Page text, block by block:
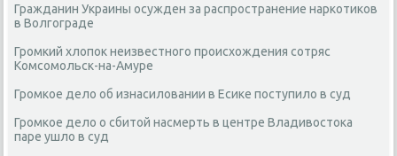
Гражданин Украины осужден за распространение наркотиков
в Волгограде
Громкий хлопок неизвестного происхождения сотряс
Комсомольск-на-Амуре
Громкое дело об изнасиловании в Есике поступило в суд
Громкое дело о сбитой насмерть в центре Владивостока
паре ушло в суд